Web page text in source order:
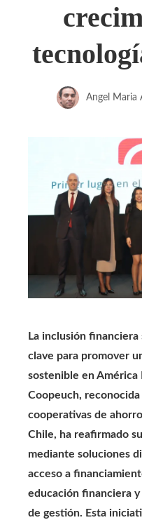
Angel Maria
La inclusión
clave para promover
sostenible en
Coopeuch,
cooperativas de
Chile, ha reafirmado
mediante soluciones
acceso a
educación financiera
de gestión. Esta